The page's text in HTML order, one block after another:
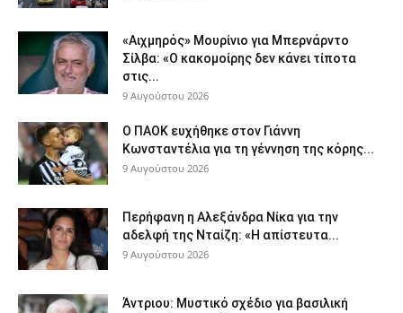
«Αιχμηρός» Μουρίνιο για Μπερνάρντο
Σίλβα: «Ο κακομοίρης δεν κάνει τίποτα
στις...
9 Αυγούστου 2026
Ο ΠΑΟΚ ευχήθηκε στον Γιάννη
Κωνσταντέλια για τη γέννηση της κόρης...
9 Αυγούστου 2026
Περήφανη η Αλεξάνδρα Νίκα για την
αδελφή της Νταίζη: «Η απίστευτα...
9 Αυγούστου 2026
Άντριου: Μυστικό σχέδιο για βασιλική